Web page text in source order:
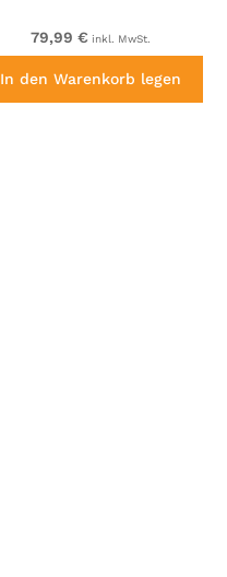
79,99 € inkl. MwSt.
In den Warenkorb legen